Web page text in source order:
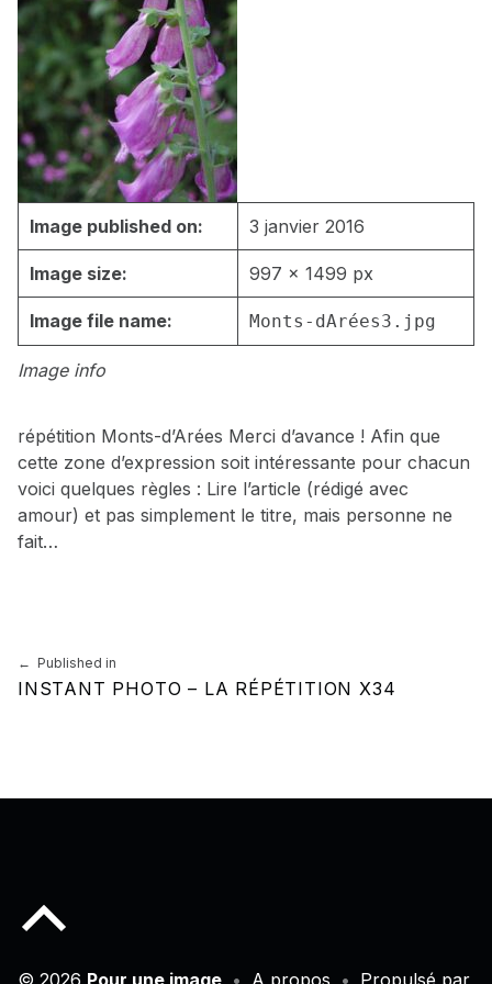
Image info
Image published on: 3 janvier 2016
Image size: 997 × 1499 px
Image file name: Monts-dArées3.jpg
répétition Monts-d’Arées Merci d’avance ! Afin que
cette zone d’expression soit intéressante pour chacun
voici quelques règles : Lire l’article (rédigé avec
amour) et pas simplement le titre, mais personne ne
fait…
Navigation de l’article
Published in
INSTANT PHOTO – LA RÉPÉTITION X34